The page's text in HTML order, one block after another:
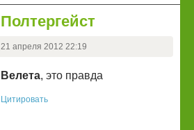
Полтергейст
21 апреля 2012 22:19
Велета, это правда
Цитировать